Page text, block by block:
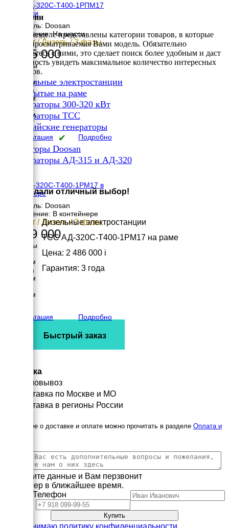
ТСС ЭД-320С-Т400-1РПМ17
на шасси
Двигатель: Doosan
Исполнение: На шасси
320 кВт / Дизель / 3 фазы
2 495 000
Размеры
5150 мм
Ширина
1630 мм
2700 мм
Консультация
Подробно
ТСС АД-320С-Т400-1РМ17 в
контейнере
Двигатель: Doosan
Исполнение: В контейнере
320 кВт / Дизель / 3 фазы
2 959 000
Размеры
5000 мм
Ширина
2300 мм
2500 мм
Консультация
Подробно
Категории
В этом разделе представлены категории товаров, в которые
входит просматриваемая Вами модель. Обязательно
ознакомьтесь с ними, это сделает поиск более удобным и даст
возможность увидеть максимальное количество интересных
вариантов.
Дизельные электростанции
Открытые на раме
Генераторы 300-320 кВт
Генераторы ТСС
Российские генераторы
✔
Генераторы Doosan
Генераторы АД-315 и АД-320
Вы сделали отличный выбор!
Дизельные электростанции
ТСС АД-320С-Т400-1РМ17 на раме
Цена: 2 486 000 i
Гарантия: 3 года
Быстрый заказ
Доставка
Самовывоз
Доставка по Москве и МО
Доставка в регионы России
Подробнее о доставке и оплате можно прочитать в разделе Оплата и
Заполните данные и Вам перзвонит
менеджер в ближайшее время.
Телефон
Принимаю политику конфиденциальности